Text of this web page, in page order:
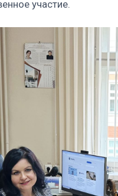
участие.